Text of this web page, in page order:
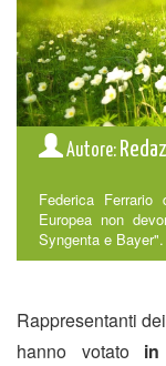
Autore:
Federica
Europea non
Syngenta e Bayer".
Rappresentanti
hanno votatoin